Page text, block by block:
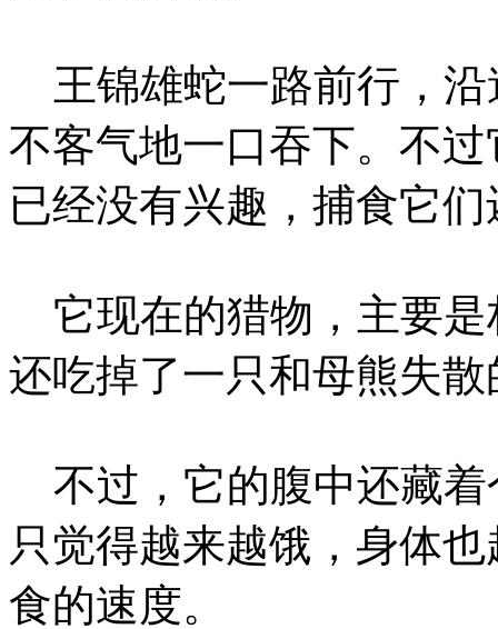
王锦雄蛇一路前行，沿
不客气地一口吞下。不
已经没有兴趣，捕食它
它现在的猎物，主要是
还吃掉了一只和母熊失
不过，它的腹中还藏着
只觉得越来越饿，身体
食的速度。